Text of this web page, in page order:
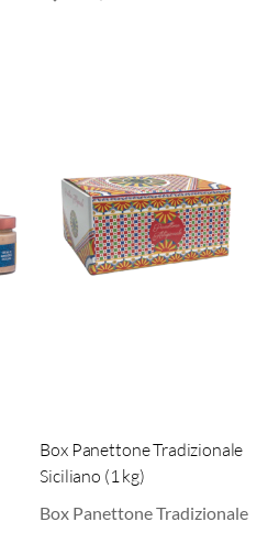
Box Panettone Tradizionale
Siciliano (1 kg)
Box Panettone Tradizionale